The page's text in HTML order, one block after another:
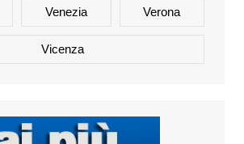
Venezia Verona
Vicenza